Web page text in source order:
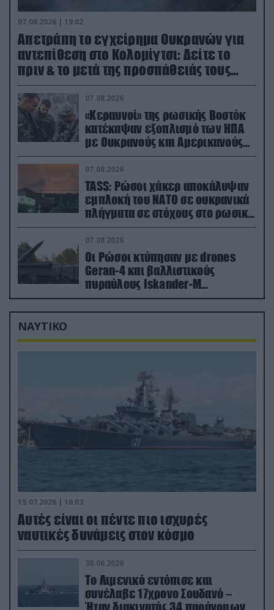
07.08.2026 | 19:02
Απετράπη το εγχείρημα Ουκρανών για
αντεπίθεση στο Κολομίγτσι: Δείτε το
πριν & το μετά της προσπάθειάς τους
(βίντεο)
07.08.2026
«Κεραυνοί» της ρωσικής Βοστόκ
κατέκαψαν εξοπλισμό των ΗΠΑ
με Ουκρανούς και Αμερικανούς
μισθοφόρους – Δείτε βίντεο
07.08.2026
TASS: Ρώσοι χάκερ αποκάλυψαν
εμπλοκή του ΝΑΤΟ σε ουκρανικά
πλήγματα σε στόχους στο ρωσικό
έδαφος!
07.08.2026
Οι Ρώσοι κτύπησαν με drones
Geran-4 και βαλλιστικούς
πυραύλους Iskander-M
ουκρανικό τρένο με στρατιωτικό
εξοπλισμό
ΝΑΥΤΙΚΟ
15.07.2026 | 16:03
Aυτές είναι οι πέντε πιο ισχυρές
ναυτικές δυνάμεις στον κόσμο
30.06.2026
Το Λιμενικό εντόπισε και
συνέλαβε 17χρονο Σουδανό –